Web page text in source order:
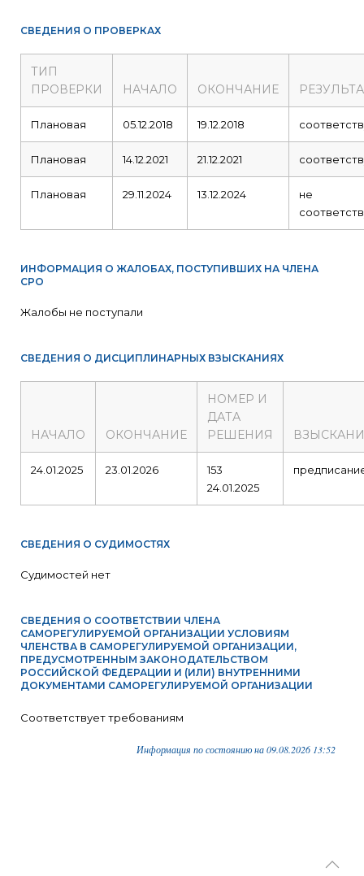
СВЕДЕНИЯ О ПРОВЕРКАХ
ТИП
ПРОВЕРКИ
НАЧАЛО ОКОНЧАНИЕ
Плановая 05.12.2018 19.12.2018
Плановая 14.12.2021 21.12.2021
Плановая 29.11.2024 13.12.2024
не
ИНФОРМАЦИЯ О ЖАЛОБАХ, ПОСТУПИВШИХ НА ЧЛЕНА
СРО
Жалобы не поступали
СВЕДЕНИЯ О ДИСЦИПЛИНАРНЫХ ВЗЫСКАНИЯХ
НАЧАЛО ОКОНЧАНИЕ
НОМЕР И
ДАТА
РЕШЕНИЯ
24.01.2025 23.01.2026
153
24.01.2025
СВЕДЕНИЯ О СУДИМОСТЯХ
Судимостей нет
СВЕДЕНИЯ О СООТВЕТСТВИИ ЧЛЕНА
САМОРЕГУЛИРУЕМОЙ ОРГАНИЗАЦИИ УСЛОВИЯМ
ЧЛЕНСТВА В САМОРЕГУЛИРУЕМОЙ ОРГАНИЗАЦИИ,
ПРЕДУСМОТРЕННЫМ ЗАКОНОДАТЕЛЬСТВОМ
РОССИЙСКОЙ ФЕДЕРАЦИИ И (ИЛИ) ВНУТРЕННИМИ
ДОКУМЕНТАМИ САМОРЕГУЛИРУЕМОЙ ОРГАНИЗАЦИИ
Соответствует требованиям
Информация по состоянию на 09.08.2026 13:52